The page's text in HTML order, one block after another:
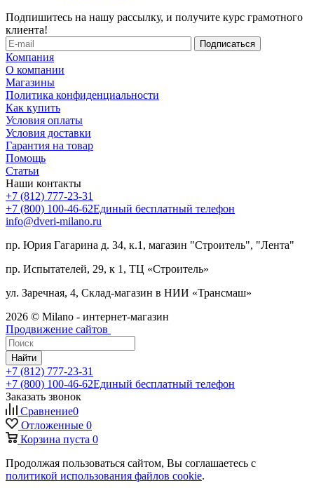
Подпишитесь на нашу рассылку, и получите курс грамотного
клиента!
Компания
О компании
Магазины
Политика конфиденциальности
Как купить
Условия оплаты
Условия доставки
Гарантия на товар
Помощь
Статьи
Наши контакты
+7 (812) 777-23-31
+7 (800) 100-46-62Единый бесплатный телефон
info@dveri-milano.ru
пр. Юрия Гагарина д. 34, к.1, магазин "Строитель", "Лента"
пр. Испытателей, 29, к 1, ТЦ «Строитель»
ул. Заречная, 4, Склад-магазин в НИИ «Трансмаш»
2026 © Milano - интернет-магазин
Продвижение сайтов
Найти
+7 (812) 777-23-31
+7 (800) 100-46-62Единый бесплатный телефон
Заказать звонок
Сравнение0
Отложенные 0
Корзина пуста 0
Продолжая пользоваться сайтом, Вы соглашаетесь с
политикой использования файлов cookie.